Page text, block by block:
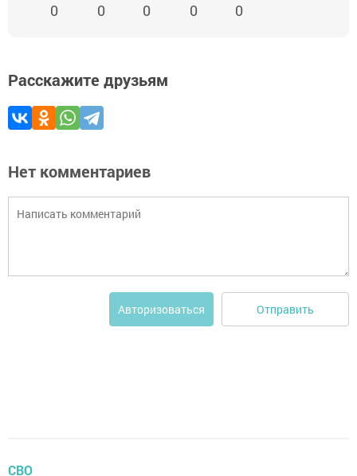
0 0 0 0 0
Расскажите друзьям
Нет комментариев
Авторизоваться Отправить
СВО